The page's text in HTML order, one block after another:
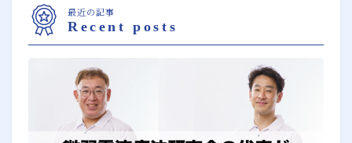
最近の記事
Recent posts